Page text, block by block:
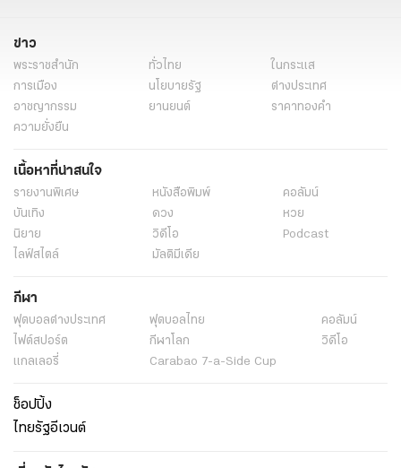
ข่าว
พระราชสำนัก ทั่วไทย
ในกระแส
การเมือง
นโยบายรัฐ
ต่างประเทศ
อาชญากรรม
ยานยนต์
ราคาทองคำ
ความยั่งยืน
เนื้อหาที่น่าสนใจ
รายงานพิเศษ หนังสือพิมพ์
คอลัมน์
บันเทิง
ดวง
หวย
นิยาย
วิดีโอ
Podcast
ไลฟ์สไตล์
มัลติมีเดีย
กีฬา
ฟุตบอลต่่างประเทศ ฟุตบอลไทย
คอลัมน์
ไฟต์สปอร์ต
กีฬาโลก
วิดีโอ
แกลเลอรี่
Carabao 7-a-Side Cup
ช็อปปิ้ง
ไทยรัฐอีเวนต์